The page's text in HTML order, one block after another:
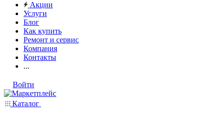
Акции
Услуги
Блог
Как купить
Ремонт и сервис
Компания
Контакты
...
Войти
Каталог